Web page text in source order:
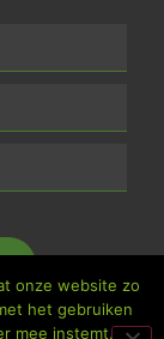
onze website zo
het gebruiken
mee instemt.